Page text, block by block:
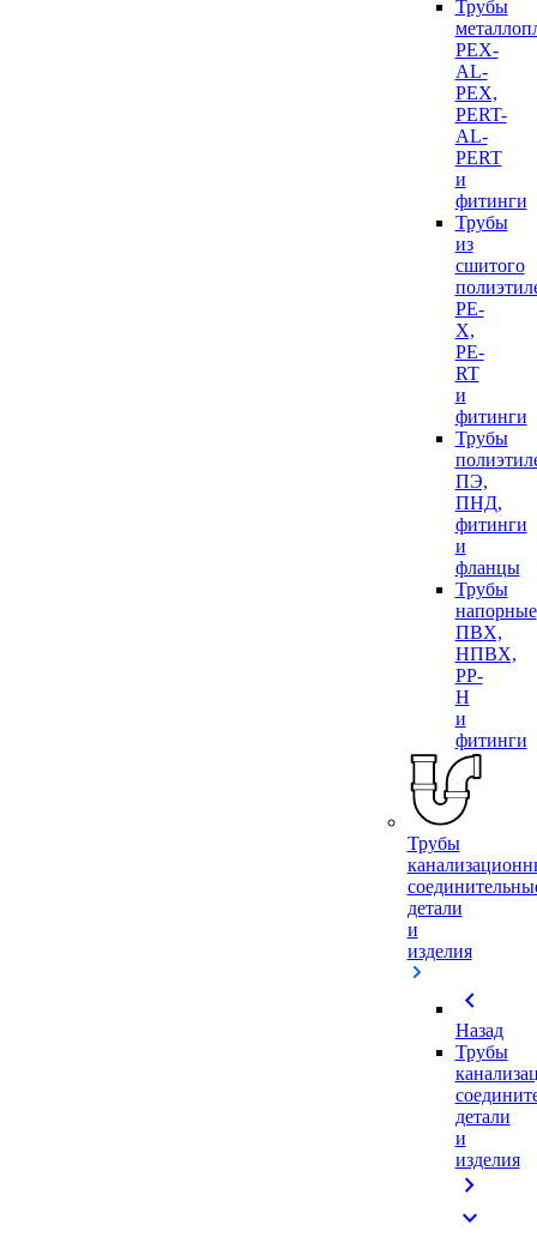
Трубы
PEX-
AL-
PEX,
PERT-
AL-
PERT
и
фитинги
Трубы
из
сшитого
PE-
X,
PE-
RT
и
фитинги
Трубы
ПЭ,
ПНД,
фитинги
и
фланцы
Трубы
напорные
ПВХ,
НПВХ,
PP-
H
и
фитинги
Трубы
детали
и
изделия
chevron_left
Назад
Трубы
детали
и
изделия
chevron_right
expand_more